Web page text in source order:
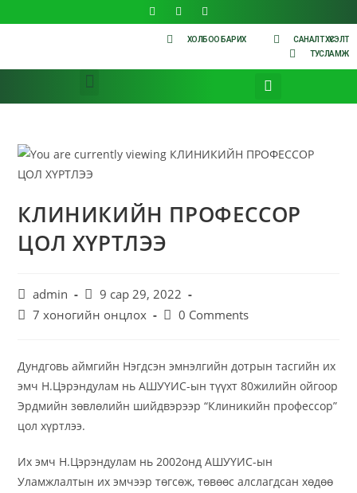
ХОЛБОО БАРИХ
САНАЛТ ХҮСЭЛТ
ТУСЛАМЖ
КЛИНИКИЙН ПРОФЕССОР
ЦОЛ ХҮРТЛЭЭ
admin
9 сар 29, 2022
7 хоногийн онцлох
0 Comments
Дундговь аймгийн Нэгдсэн эмнэлгийн дотрын тасгийн их
эмч Н.Цэрэндулам нь АШУҮИС-ын түүхт 80жилийн ойгоор
Эрдмийн зөвлөлийн шийдвэрээр “Клиникийн профессор”
цол хүртлээ.
Их эмч Н.Цэрэндулам нь 2002онд АШУҮИС-ын
Уламжлалтын их эмчээр төгсөж, төвөөс алслагдсан хөдөө